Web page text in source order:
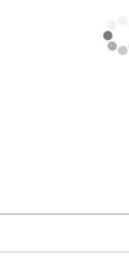
■その他接
※画像は開
※本製品は